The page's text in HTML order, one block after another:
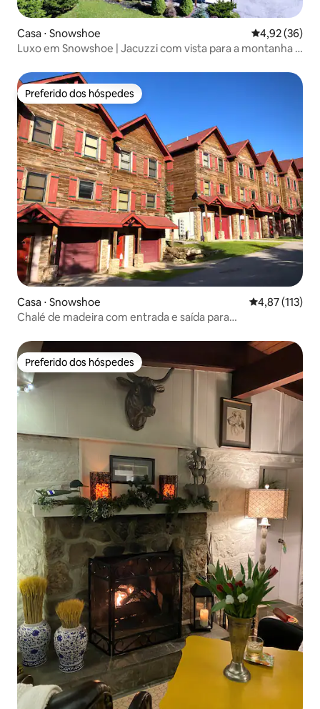
Casa ⋅ Snowshoe 4,92 de uma
4,92 (36)
Luxo em Snowshoe | Jacuzzi com vista para a montanha +
Preferido dos hóspedes
Preferido dos hóspedes
Casa ⋅ Snowshoe 4,87 de uma
4,87 (113)
Chalé de madeira com entrada e saída para
Preferido dos hóspedes
Preferido dos hóspedes